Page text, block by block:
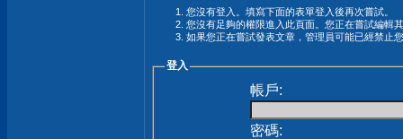
您沒有登入。填寫下面的表單登入後再次嘗試。
您沒有足夠的權限進入此頁面。您正在嘗試編輯
如果您正在嘗試發表文章，管理員可能已經禁止
登入
帳戶:
密碼: